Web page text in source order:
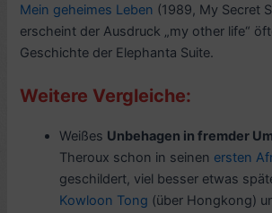
Mein geheimes Leben (1989, My Secret
erscheint der Ausdruck „my other life“
Geschichte der Elephanta Suite.
Weitere Vergleiche:
Weißes Unbehagen in fremder
Theroux schon in seinen ersten
geschildert, viel besser etwas
Kowloon Tong (über Hongkong)